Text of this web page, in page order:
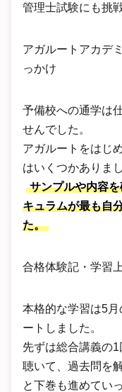
管理士試験にも挑
アガルートアカデ
っかけ
予備校への通学は
せんでした。
アガルートをはじ
はいくつかありまし
サンプルや内容
キュラムが最も自
た。
合格体験記・学習
本格的な学習は5
ートしました。
先ずは総合講義の
聴いて、過去問を
と下巻も進めて